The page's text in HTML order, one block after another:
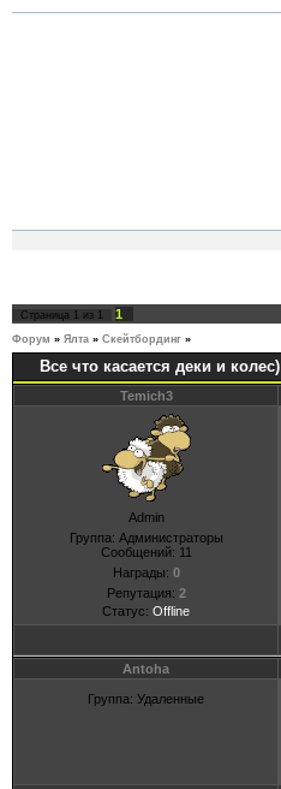
Страница 1 из 1 1
Форум » Ялта » Скейтбординг »
Все что касается деки и колес)
Temich3
Admin
Группа: Администраторы
Сообщений: 11
Награды: 0
Репутация: 2
Статус: Offline
Antoha
Группа: Удаленные